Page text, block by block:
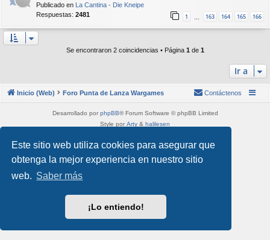
Este sitio web utiliza cookies para asegurar que
obtenga la mejor experiencia en nuestro sitio
web. Saber más
¡Lo entiendo!
Publicado en La Cantina - Die Kneipe
Respuestas: 2481 1 163 164 165 166
Se encontraron 2 coincidencias • Página 1 de 1
Ir a
Inicio (Web) Foro Punta de Lanza Wargames Contáctenos
Desarrollado por phpBB® Forum Software © phpBB Limited
Style por Arty & halilesen
Privacidad| Condiciones